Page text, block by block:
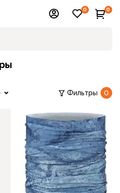
0 0
Фильтры 0